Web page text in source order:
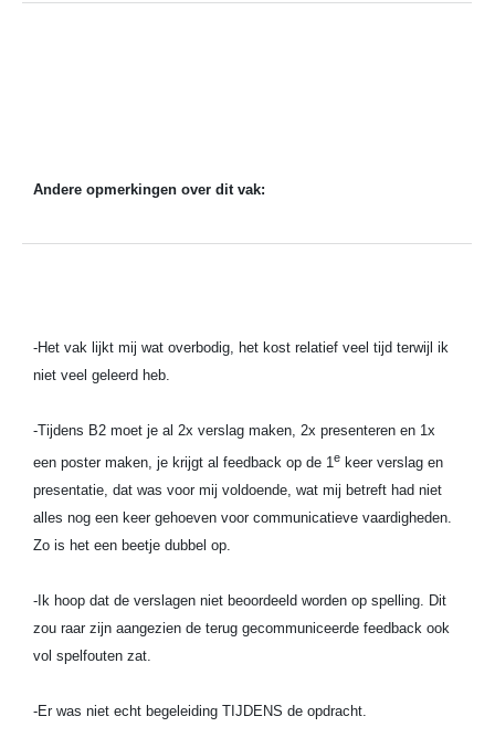
Andere opmerkingen over dit vak:
-Het vak lijkt mij wat overbodig, het kost relatief veel tijd terwijl ik
niet veel geleerd heb.
-Tijdens B2 moet je al 2x verslag maken, 2x presenteren en 1x
een poster maken, je krijgt al feedback op de 1e keer verslag en
presentatie, dat was voor mij voldoende, wat mij betreft had niet
alles nog een keer gehoeven voor communicatieve vaardigheden.
Zo is het een beetje dubbel op.
-Ik hoop dat de verslagen niet beoordeeld worden op spelling. Dit
zou raar zijn aangezien de terug gecommuniceerde feedback ook
vol spelfouten zat.
-Er was niet echt begeleiding TIJDENS de opdracht.